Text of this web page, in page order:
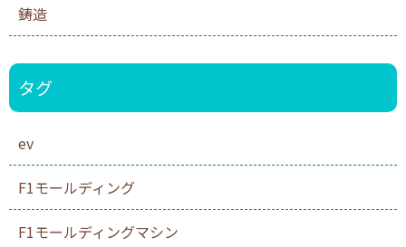
鋳造
タグ
ev
F1モールディング
F1モールディングマシン